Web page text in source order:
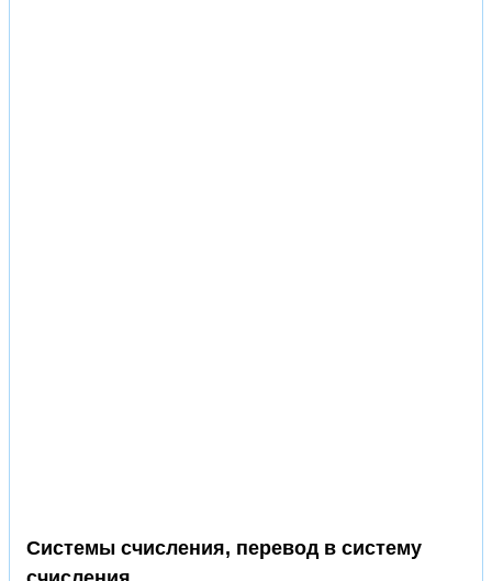
Системы счисления, перевод в систему